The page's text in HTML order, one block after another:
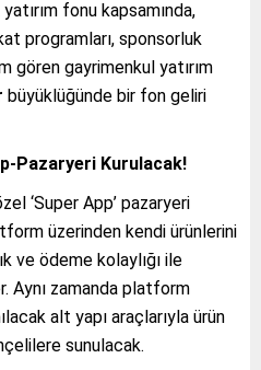
fonu kapsamında,
programları, sponsorluk
gören gayrimenkul yatırım
büyüklüğünde bir fon geliri
Pazaryeri Kurulacak!
‘Super App’ pazaryeri
üzerinden kendi ürünlerini
ve ödeme kolaylığı ile
Aynı zamanda platform
alt yapı araçlarıyla ürün
sunulacak.